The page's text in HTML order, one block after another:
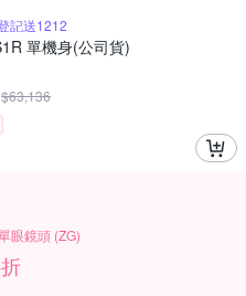
記送1212
單機身(公司貨)
$63,136
眼鏡頭 (ZG)